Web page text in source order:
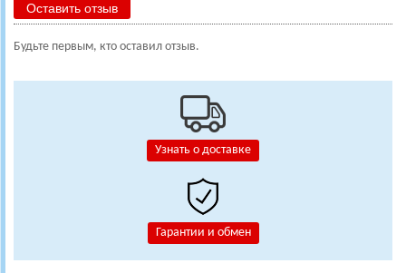
Узнать о доставке
Гарантии и обмен
Оставить отзыв
Будьте первым, кто оставил отзыв.